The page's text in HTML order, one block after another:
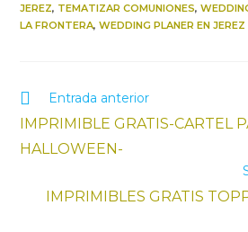
JEREZ, TEMATIZAR COMUNIONES,
LA FRONTERA, WEDDING PLANER EN
Entrada anterior
IMPRIMIBLE GRATIS-CARTEL
HALLOWEEN-
IMPRIMIBLES GRATIS